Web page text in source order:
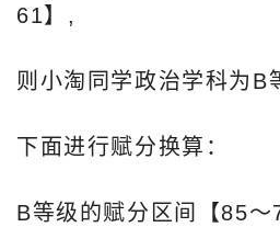
61】,
则小淘同学政治学科为B
下面进行赋分换算：
B等级的赋分区间【85～